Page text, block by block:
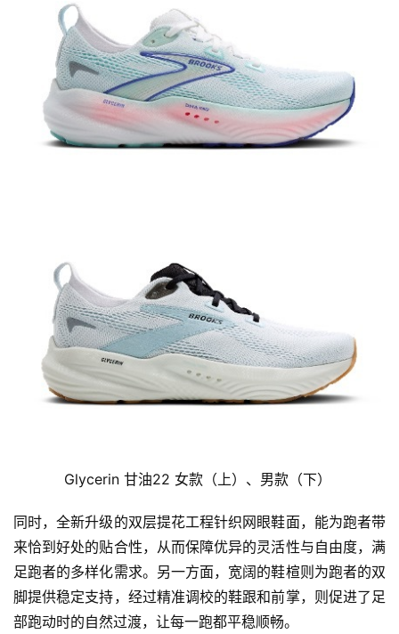
比
赛
Glycerin 甘油22 女款（上）、男款（下）
同时，全新升级的双层提花工程针织网眼鞋面，能为跑者带
来恰到好处的贴合性，从而保障优异的灵活性与自由度，满
足跑者的多样化需求。另一方面，宽阔的鞋楦则为跑者的双
脚提供稳定支持，经过精准调校的鞋跟和前掌，则促进了足
部跑动时的自然过渡，让每一跑都平稳顺畅。